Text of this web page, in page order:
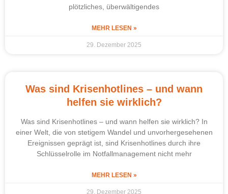
plötzliches, überwältigendes
MEHR LESEN »
29. Dezember 2025
Was sind Krisenhotlines – und wann
helfen sie wirklich?
Was sind Krisenhotlines – und wann helfen sie wirklich? In
einer Welt, die von stetigem Wandel und unvorhergesehenen
Ereignissen geprägt ist, sind Krisenhotlines durch ihre
Schlüsselrolle im Notfallmanagement nicht mehr
MEHR LESEN »
29. Dezember 2025